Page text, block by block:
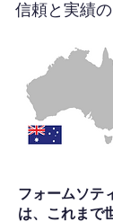
信頼と実績
フォームソテ
は、これまで